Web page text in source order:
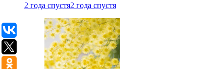
2 года спустя2 года спустя